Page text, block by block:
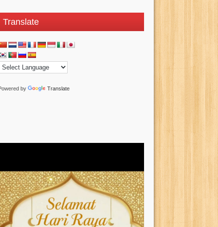
Translate
by Translate